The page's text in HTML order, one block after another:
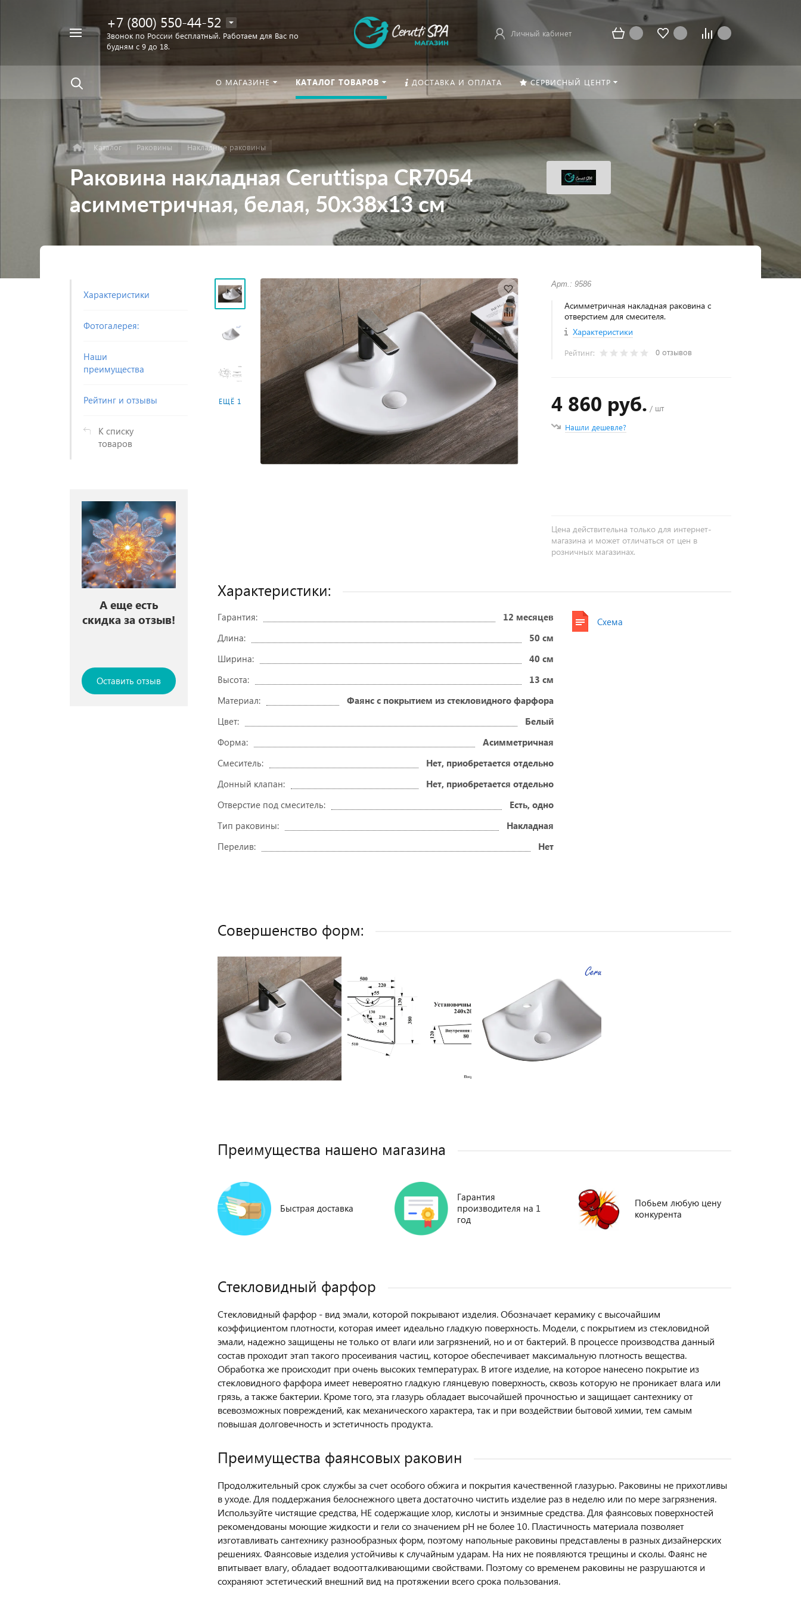
+7 (800) 550-44-52
Звонок по России бесплатный. Работаем для Вас по
будням с 9 до 18.
Личный кабинет
О МАГАЗИНЕ КАТАЛОГ ТОВАРОВ ДОСТАВКА И ОПЛАТА СЕРВИСНЫЙ ЦЕНТР
Каталог Раковины Накладные раковины
Раковина накладная Ceruttispa CR7054
асимметричная, белая, 50х38х13 см
Характеристики
Фотогалерея:
Наши
преимущества
Рейтинг и отзывы
К списку
товаров
А еще есть
скидка за отзыв!
Оставить отзыв
ЕЩЁ 1
Арт.: 9586
Асимметричная накладная раковина с
отверстием для смесителя.
Характеристики
Рейтинг: 0 отзывов
4 860 руб. / шт
Нашли дешевле?
Цена действительна только для интернет-
магазина и может отличаться от цен в
розничных магазинах.
Характеристики:
Гарантия:
12 месяцев
Длина:
50 см
Ширина:
40 см
Высота:
13 см
Материал:
Фаянс с покрытием из стекловидного фарфора
Цвет:
Белый
Форма:
Асимметричная
Смеситель:
Нет, приобретается отдельно
Донный клапан:
Нет, приобретается отдельно
Отверстие под смеситель:
Есть, одно
Тип раковины:
Накладная
Перелив:
Нет
Схема
Совершенство форм:
Преимущества нашено магазина
Быстрая доставка
Гарантия
производителя на 1
год
Побьем любую цену
конкурента
Стекловидный фарфор
Стекловидный фарфор - вид эмали, которой покрывают изделия. Обозначает керамику с высочайшим
коэффициентом плотности, которая имеет идеально гладкую поверхность. Модели, с покрытием из стекловидной
эмали, надежно защищены не только от влаги или загрязнений, но и от бактерий. В процессе производства данный
состав проходит этап такого просеивания частиц, которое обеспечивает максимальную плотность вещества.
Обработка же происходит при очень высоких температурах. В итоге изделие, на которое нанесено покрытие из
стекловидного фарфора имеет невероятно гладкую глянцевую поверхность, сквозь которую не проникает влага или
грязь, а также бактерии. Кроме того, эта глазурь обладает высочайшей прочностью и защищает сантехнику от
всевозможных повреждений, как механического характера, так и при воздействии бытовой химии, тем самым
повышая долговечность и эстетичность продукта.
Преимущества фаянсовых раковин
Продолжительный срок службы за счет особого обжига и покрытия качественной глазурью. Раковины не прихотливы
в уходе. Для поддержания белоснежного цвета достаточно чистить изделие раз в неделю или по мере загрязнения.
Используйте чистящие средства, НЕ содержащие хлор, кислоты и энзимные средства. Для фаянсовых поверхностей
рекомендованы моющие жидкости и гели со значением pH не более 10. Пластичность материала позволяет
изготавливать сантехнику разнообразных форм, поэтому напольные раковины представлены в разных дизайнерских
решениях. Фаянсовые изделия устойчивы к случайным ударам. На них не появляются трещины и сколы. Фаянс не
впитывает влагу, обладает водоотталкивающими свойствами. Поэтому со временем раковины не разрушаются и
сохраняют эстетический внешний вид на протяжении всего срока пользования.